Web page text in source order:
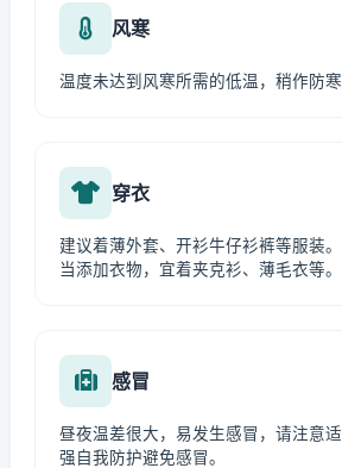
风寒
温度未达到风寒所需的低温，稍作防寒
穿衣
建议着薄外套、开衫牛仔衫裤等服装
当添加衣物，宜着夹克衫、薄毛衣等。
感冒
昼夜温差很大，易发生感冒，请注意
强自我防护避免感冒。